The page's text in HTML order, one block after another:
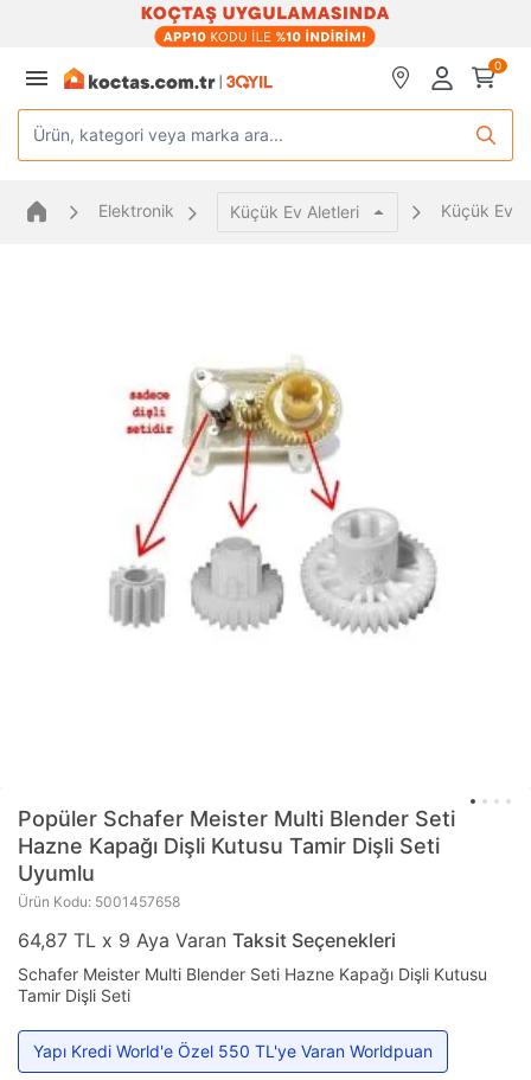
0
Ürün, kategori veya marka ara...
Elektronik Küçük Ev Aletleri Küçük Ev
Popüler Schafer Meister Multi Blender Seti
Hazne Kapağı Dişli Kutusu Tamir Dişli Seti
Uyumlu
Ürün Kodu: 5001457658
64,87 TL x 9 Aya Varan Taksit Seçenekleri
Schafer Meister Multi Blender Seti Hazne Kapağı Dişli Kutusu
Tamir Dişli Seti
Yapı Kredi World'e Özel 550 TL'ye Varan Worldpuan